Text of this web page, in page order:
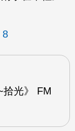
8
拾光》 FM